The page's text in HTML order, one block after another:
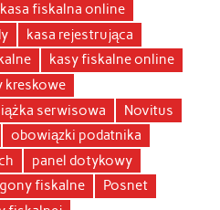
kasa fiskalna online
kasa rejestrująca
kasy fiskalne online
kreskowe
serwisowa
Novitus
obowiązki podatnika
panel dotykowy
fiskalne
Posnet